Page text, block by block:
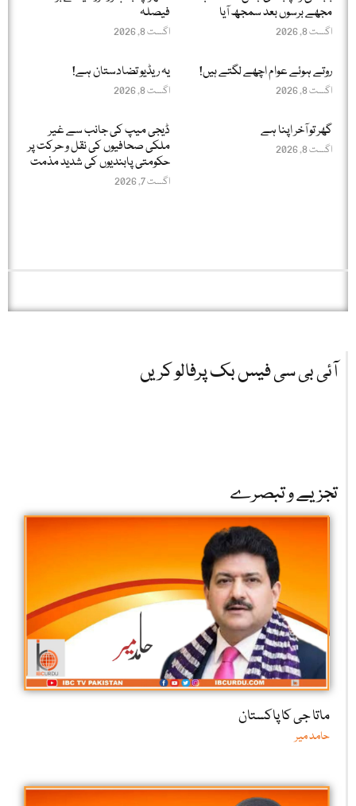
مجھے برسوں بعد سمجھ آیا
اگست 8, 2026
فیصلہ
اگست 8, 2026
روتے ہوئے عوام اچھے لگتے ہیں!
اگست 8, 2026
یہ ریڈیو تضادستان ہے!
اگست 8, 2026
گھر تو آخر اپنا ہے
اگست 8, 2026
ڈیجی میپ کی جانب سے غیر
ملکی صحافیوں کی نقل و حرکت پر
حکومتی پابندیوں کی شدید مذمت
اگست 7, 2026
آئی بی سی فیس بک پرفالو کریں
تجزیے و تبصرے
ماتا جی کا پاکستان
حامد میر